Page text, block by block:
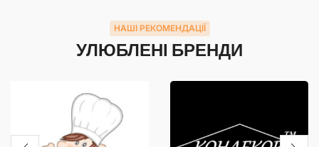
НАШІ РЕКОМЕНДАЦІЇ
УЛЮБЛЕНІ БРЕНДИ